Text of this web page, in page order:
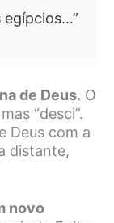
egípcios…”
de Deus. O
“desci”.
Deus com a
distante,
novo